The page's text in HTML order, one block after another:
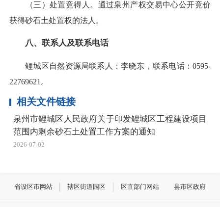
（三）处置竞得人。通过泉州产权交易中心公开竞价
获得砂石土处置权的法人。
八、联系人及联系电话
鲤城区自然资源局联系人：李晓东，联系电话：0595-
22769621。
相关文件链接
泉州市鲤城区人民政府关于印发鲤城区工程建设项目
范围内剩余砂石土处置工作方案的通知
2026-07-02
省设区市网站 辖区街道园区 区直部门网站 县市区政府